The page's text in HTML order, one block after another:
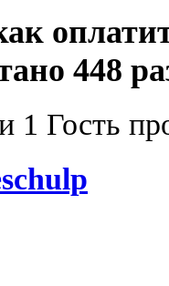
448
1 Гость